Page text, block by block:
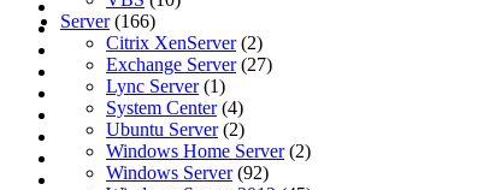
Server(166)
Citrix XenServer(2)
Exchange Server(27)
Lync Server(1)
System Center(4)
Ubuntu Server(2)
Windows Home Server(2)
Windows Server(92)